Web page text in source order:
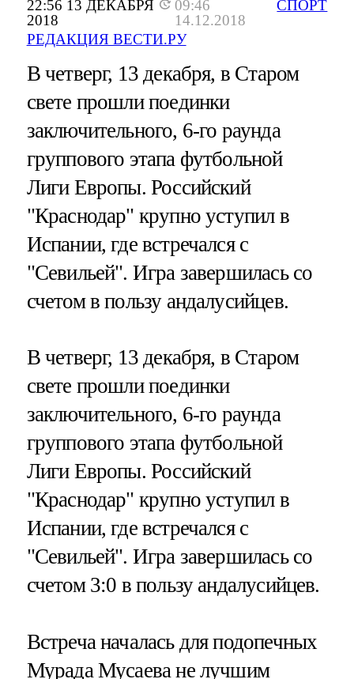
22:56 13 ДЕКАБРЯ
2018
09:46
14.12.2018
РЕДАКЦИЯ ВЕСТИ.РУ
СПОРТ
В четверг, 13 декабря, в Старом
свете прошли поединки
заключительного, 6-го раунда
группового этапа футбольной
Лиги Европы. Российский
"Краснодар" крупно уступил в
Испании, где встречался с
"Севильей". Игра завершилась со
счетом в пользу андалусийцев.
В четверг, 13 декабря, в Старом
свете прошли поединки
заключительного, 6-го раунда
группового этапа футбольной
Лиги Европы. Российский
"Краснодар" крупно уступил в
Испании, где встречался с
"Севильей". Игра завершилась со
счетом 3:0 в пользу андалусийцев.
Встреча началась для подопечных
Мурада Мусаева не лучшим